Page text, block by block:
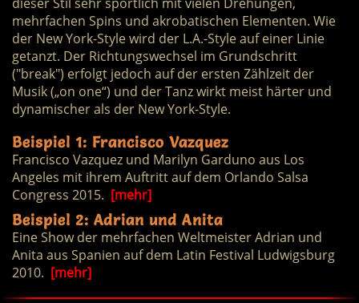
mehrfachen Spins und akrobatischen Elementen. Wie
der New York-Style wird der L.A.-Style auf einer Linie
getanzt. Der Richtungswechsel im Grundschritt
("break") erfolgt jedoch auf der ersten Zählzeit der
Musik („on one“) und der Tanz wirkt meist härter und
dynamischer als der New York-Style.
Beispiel 1: Francisco Vazquez
Francisco Vazquez und Marilyn Garduno aus Los
Angeles mit ihrem Auftritt auf dem Orlando Salsa
Congress 2015. [mehr]
Beispiel 2: Adrian und Anita
Eine Show der mehrfachen Weltmeister Adrian und
Anita aus Spanien auf dem Latin Festival Ludwigsburg
2010. [mehr]